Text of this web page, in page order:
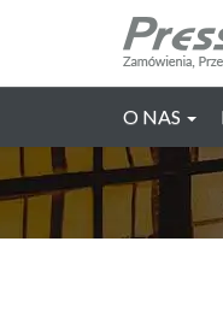
O NAS